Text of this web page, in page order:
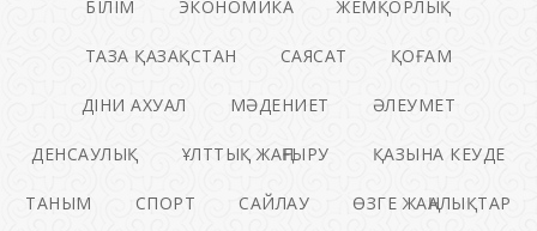
БІЛІМ ЭКОНОМИКА ЖЕМҚОРЛЫҚ
ТАЗА ҚАЗАҚСТАН САЯСАТ ҚОҒАМ
ДІНИ АХУАЛ МӘДЕНИЕТ ӘЛЕУМЕТ
ДЕНСАУЛЫҚ ҰЛТТЫҚ ЖАҢҒЫРУ ҚАЗЫНА КЕУДЕ
ТАНЫМ СПОРТ САЙЛАУ ӨЗГЕ ЖАҢАЛЫҚТАР